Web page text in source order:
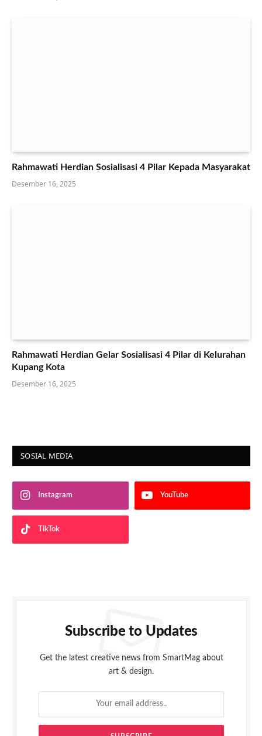
Rahmawati Herdian Sosialisasi 4 Pilar Kepada Masyarakat
Desember 16, 2025
Rahmawati Herdian Gelar Sosialisasi 4 Pilar di Kelurahan
Kupang Kota
Desember 16, 2025
SOSIAL MEDIA
Instagram YouTube
TikTok
Subscribe to Updates
Get the latest creative news from SmartMag about
art & design.